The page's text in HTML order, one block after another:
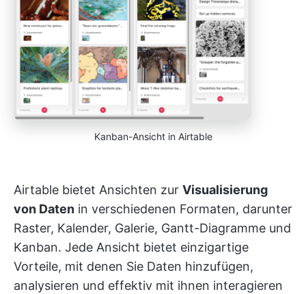
Kanban-Ansicht in Airtable
Airtable bietet Ansichten zur Visualisierung
von Daten in verschiedenen Formaten, darunter
Raster, Kalender, Galerie, Gantt-Diagramme und
Kanban. Jede Ansicht bietet einzigartige
Vorteile, mit denen Sie Daten hinzufügen,
analysieren und effektiv mit ihnen interagieren